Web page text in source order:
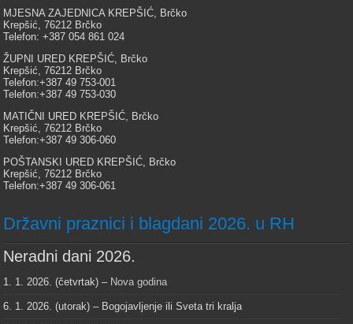
MJESNA ZAJEDNICA KREPŠIĆ, Brčko
Krepšić, 76212 Brčko
Telefon: +387 054 861 024
ŽUPNI URED KREPŠIĆ, Brčko
Krepšić, 76212 Brčko
Telefon:+387 49 753-001
Telefon:+387 49 753-030
MATIČNI URED KREPŠIĆ, Brčko
Krepšić, 76212 Brčko
Telefon:+387 49 306-060
POŠTANSKI URED KREPŠIĆ, Brčko
Krepšić, 76212 Brčko
Telefon:+387 49 306-061
Državni praznici i blagdani 2026. u RH
Neradni dani 2026.
1. 1. 2026. (četvrtak) – Nova godina
6. 1. 2026. (utorak) – Bogojavljenje ili Sveta tri kralja